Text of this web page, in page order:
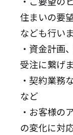
住まいの要
なども行いま
・資金計画
受注に繋げ
・契約業務
など
・お客様の
の変化に対